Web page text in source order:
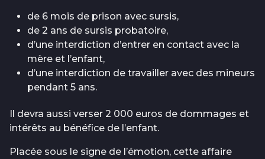
de 6 mois de prison avec sursis,
de 2 ans de sursis probatoire,
d’une interdiction d’entrer en contact avec la
mère et l’enfant,
d’une interdiction de travailler avec des mineurs
pendant 5 ans.
Il devra aussi verser 2 000 euros de dommages et
intérêts au bénéfice de l’enfant.
Placée sous le signe de l’émotion, cette affaire